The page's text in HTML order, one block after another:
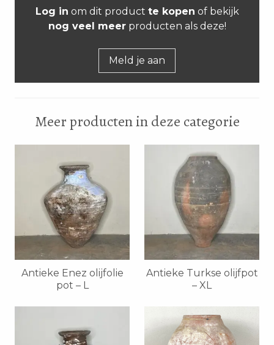
Log in om dit product te kopen of bekijk
nog veel meerproducten als deze!
Meld je aan
Meer producten in deze categorie
Antieke Enez olijfolie
pot – L
Antieke Turkse olijfpot
– XL